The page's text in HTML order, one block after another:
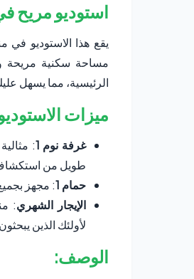
استوديو مريح
يقع هذا الاستوديو في
مساحة سكنية مريحة
الرئيسية، مما يسهل
ميزات
غرفة نوم 1 :
طويل من استكشاف
حمام 1 : مجهز
الإيجار الشهري:
لأولئك الذين
الوصف: